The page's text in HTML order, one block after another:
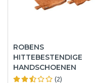
ROBENS
HITTEBESTENDIGE
HANDSCHOENEN
(2)